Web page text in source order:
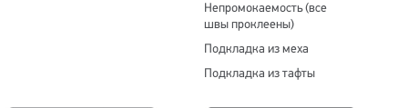
Непромокаемость (все
швы проклеены)
Подкладка из меха
Подкладка из тафты